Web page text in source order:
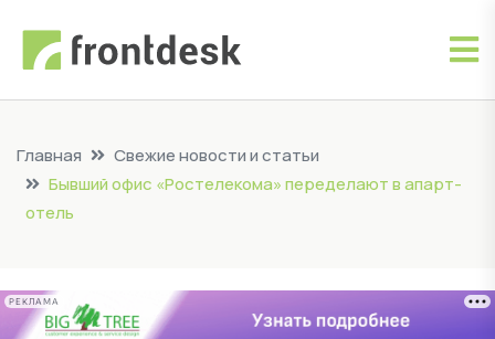
Главная
Свежие новости и статьи
Бывший офис «Ростелекома» переделают в апарт-
отель
РЕКЛАМА